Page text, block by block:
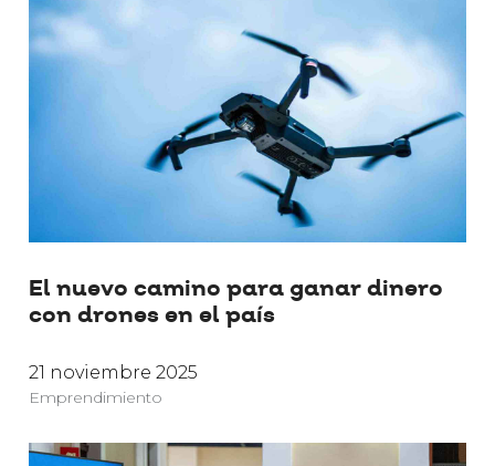
El nuevo camino para ganar dinero
con drones en el país
21 noviembre 2025
Emprendimiento